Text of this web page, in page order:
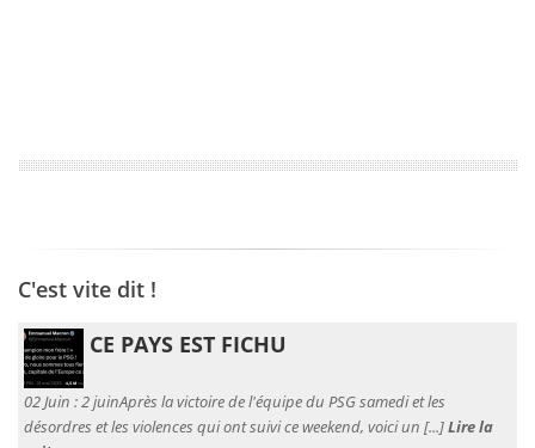
C'est vite dit !
CE PAYS EST FICHU
02 Juin :2 juinAprès la victoire de l'équipe du PSG samedi et les
désordres et les violences qui ont suivi ce weekend, voici un [...]Lire la